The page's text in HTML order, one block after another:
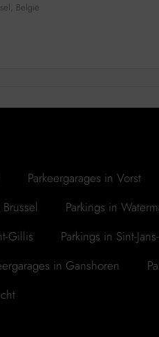
België
Parkeergarages in Vorst
Parkings in
Gillis Parkings in Sint-
in Ganshoren